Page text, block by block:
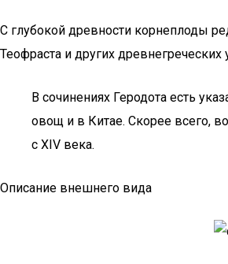
С глубокой древности корнеплоды
Теофраста и других древнегреческих
В сочинениях Геродота есть
овощ и в Китае. Скорее всего,
с XIV века.
Описание внешнего вида